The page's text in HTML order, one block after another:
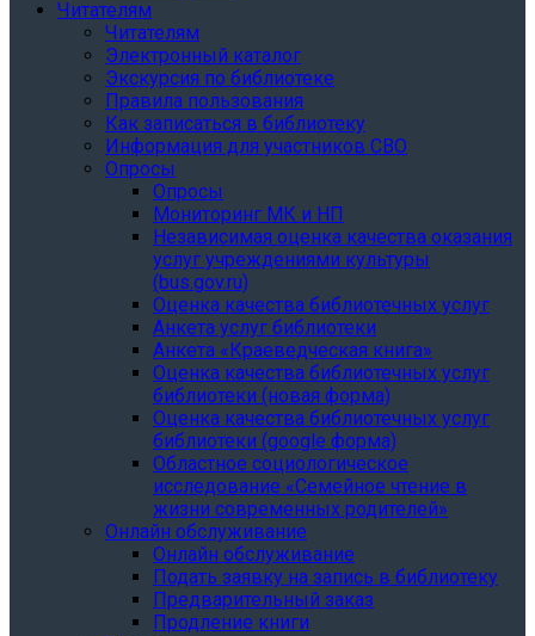
Читателям
Читателям
Электронный каталог
Экскурсия по библиотеке
Правила пользования
Как записаться в библиотеку
Информация для участников СВО
Опросы
Опросы
Мониторинг МК и НП
Независимая оценка качества оказания
услуг учреждениями культуры
(bus.gov.ru)
Оценка качества библиотечных услуг
Анкета услуг библиотеки
Анкета «Краеведческая книга»
Oценка качества библиотечных услуг
библиотеки (новая форма)
Oценка качества библиотечных услуг
библиотеки (google форма)
Областное социологическое
исследование «Семейное чтение в
жизни современных родителей»
Онлайн обслуживание
Онлайн обслуживание
Подать заявку на запись в библиотеку
Предварительный заказ
Продление книги